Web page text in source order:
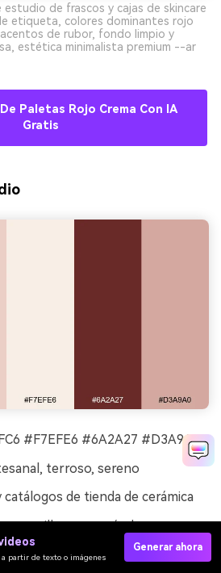
de frascos y cajas de skincare
etiqueta, colores dominantes rojo
de rubor, fondo limpio y
estética minimalista premium --ar
Paletas Rojo Crema Con IA
Gratis
#F7EFE6 #6A2A27 #D3A9A0
terroso, sereno
catálogos de tienda de cerámica
arcilla rosa secándose en una
marrón apagado se siente
que los neutros cremosos
partir de texto o imágenes
Generar ahora